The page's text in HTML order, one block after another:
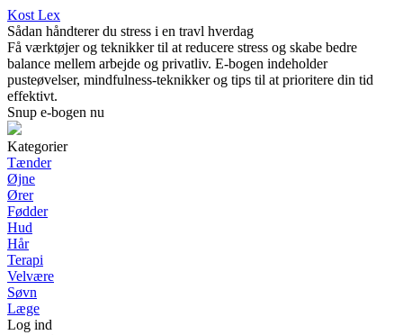
Kost Lex
Sådan håndterer du stress i en travl hverdag
Få værktøjer og teknikker til at reducere stress og skabe bedre
balance mellem arbejde og privatliv. E-bogen indeholder
pusteøvelser, mindfulness-teknikker og tips til at prioritere din tid
effektivt.
Snup e-bogen nu
Kategorier
Tænder
Øjne
Ører
Fødder
Hud
Hår
Terapi
Velvære
Søvn
Læge
Log ind